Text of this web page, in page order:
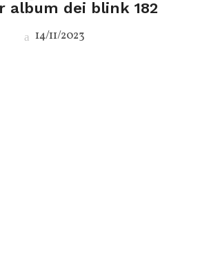
album dei blink 182
14/11/2023